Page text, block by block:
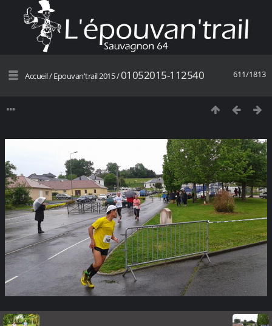
611/1813
Accueil/Epouvan'trail 2015/01052015-112540